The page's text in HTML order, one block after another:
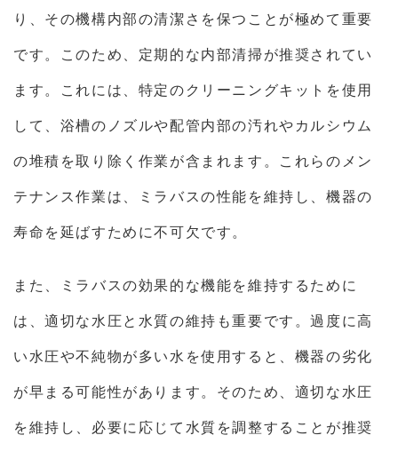
り、その機構内部の清潔さを保つことが極めて重要
です。このため、定期的な内部清掃が推奨されてい
ます。これには、特定のクリーニングキットを使用
して、浴槽のノズルや配管内部の汚れやカルシウム
の堆積を取り除く作業が含まれます。これらのメン
テナンス作業は、ミラバスの性能を維持し、機器の
寿命を延ばすために不可欠です。
また、ミラバスの効果的な機能を維持するために
は、適切な水圧と水質の維持も重要です。過度に高
い水圧や不純物が多い水を使用すると、機器の劣化
が早まる可能性があります。そのため、適切な水圧
を維持し、必要に応じて水質を調整することが推奨